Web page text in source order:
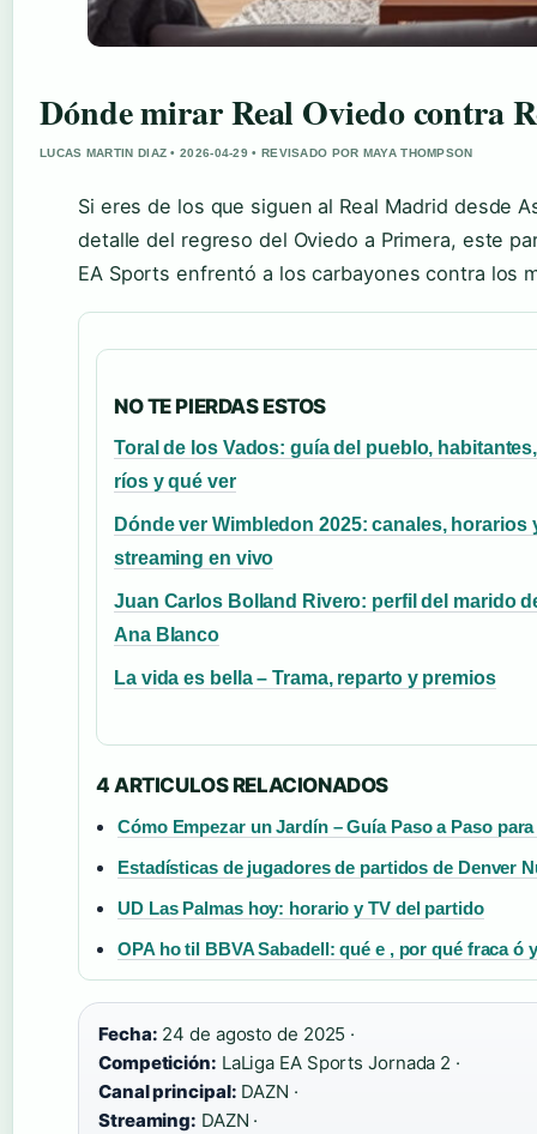
Dónde mirar Real Oviedo contra
LUCAS MARTIN DIAZ • 2026-04-29 • REVISADO POR MAYA THOMPSON
Si eres de los que siguen al Real Madrid desde
detalle del regreso del Oviedo a Primera, este
EA Sports enfrentó a los carbayones contra los
NO TE PIERDAS ESTOS
Toral de los Vados: guía del pueblo, habitantes,
ríos y qué ver
Dónde ver Wimbledon 2025: canales, horarios
streaming en vivo
Juan Carlos Bolland Rivero: perfil del marido
Ana Blanco
La vida es bella – Trama, reparto y premios
4 ARTICULOS RELACIONADOS
Cómo Empezar un Jardín – Guía Paso a Paso
Estadísticas de jugadores de partidos de Denver
UD Las Palmas hoy: horario y TV del partido
OPA ho til BBVA Sabadell: qué e , por qué fraca ó
Fecha: 24 de agosto de 2025 ·
Competición: LaLiga EA Sports Jornada 2 ·
Canal principal: DAZN ·
Streaming: DAZN ·